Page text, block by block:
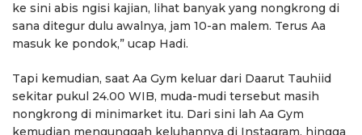
ke sini abis ngisi kajian, lihat banyak yang nongkrong di
sana ditegur dulu awalnya, jam 10-an malem. Terus Aa
masuk ke pondok,” ucap Hadi.
Tapi kemudian, saat Aa Gym keluar dari Daarut Tauhiid
sekitar pukul 24.00 WIB, muda-mudi tersebut masih
nongkrong di minimarket itu. Dari sini lah Aa Gym